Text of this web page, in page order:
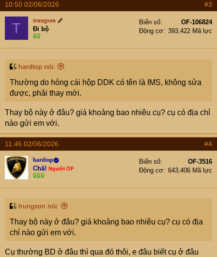
10:50 02/06/2026 #3
T trungson
Đi bộ
Biển số
OF-106824
Động cơ
393,422 Mã lực
hardtop nói:
Thường do hỏng cái hộp DDK có tên là IMS, không sửa
được, phải thay mới.
Thay bộ này ở đâu? giá khoảng bao nhiêu cụ? cụ có địa chỉ
nào gửi em với.
11:46 02/06/2026 #4
hardtop
Chã! Người OF
Biển số
OF-3516
Động cơ
643,406 Mã lực
trungson nói:
Thay bộ này ở đâu? giá khoảng bao nhiêu cụ? cụ có địa
chỉ nào gửi em với.
Cụ thường BD ở đâu thì qua đó thôi, e đâu biết cụ ở đâu